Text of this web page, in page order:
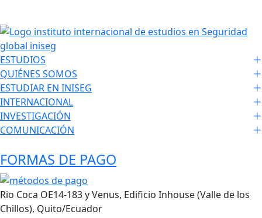
ESTUDIOS
QUIÉNES SOMOS
ESTUDIAR EN INISEG
INTERNACIONAL
INVESTIGACIÓN
COMUNICACIÓN
FORMAS DE PAGO
Rio Coca OE14-183 y Venus, Edificio Inhouse (Valle de los
Chillos), Quito/Ecuador